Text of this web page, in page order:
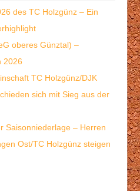
des TC Holzgünz – Ein
oberes Günztal) –
2026
TC Holzgünz/DJK
sich mit Sieg aus der
Saisonniederlage – Herren
Ost/TC Holzgünz steigen